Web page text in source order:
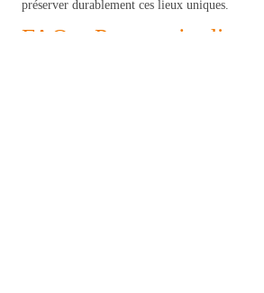
préserver durablement ces lieux uniques.
FAQ – Parcs et jardins en